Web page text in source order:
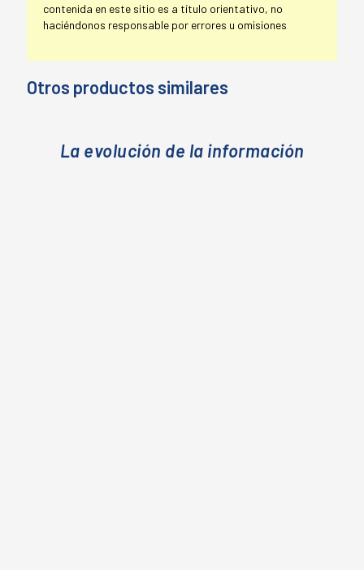
contenida en este sitio es a título orientativo, no
haciéndonos responsable por errores u omisiones
Otros productos similares
La evolución de la información